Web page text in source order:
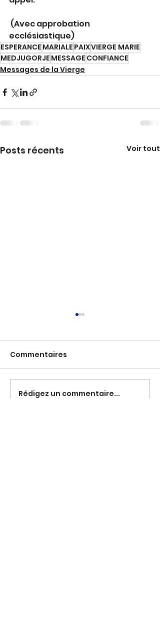
ecclésiastique)
ESPERANCE MARIALE PAIXVIERGE MARIE
MEDJUGORJE MESSAGE CONFIANCE
Messages de la Vierge
Posts récents Voir tout
Message du 25 mars
Commentaires
Rédigez un commentaire...